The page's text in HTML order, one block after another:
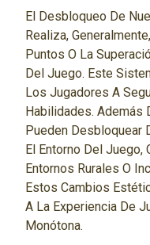
El Desbloqueo De
Realiza,
Puntos O La
Del Juego. Este
Los Jugadores A
Habilidades. Además
Pueden Desbloquear
El Entorno Del Juego,
Entornos Rurales O
Estos Cambios
A La Experiencia De
Monótona.